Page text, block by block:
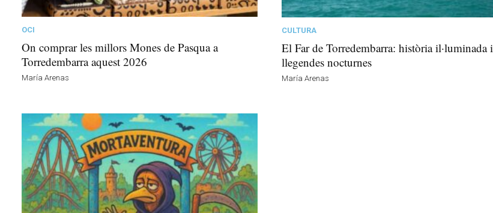
OCI
On comprar les millors Mones de Pasqua a
Torredembarra aquest 2026
María Arenas
CULTURA
El Far de Torredembarra: història il·luminada i
llegendes nocturnes
María Arenas